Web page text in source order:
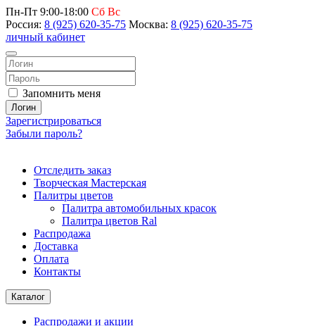
Пн-Пт 9:00-18:00 Сб Вс
Россия: 8 (925) 620-35-75 Москва: 8 (925) 620-35-75
личный кабинет
Запомнить меня
Логин
Зарегистрироваться
Забыли пароль?
Отследить заказ
Творческая Мастерская
Палитры цветов
Палитра автомобильных красок
Палитра цветов Ral
Распродажа
Доставка
Оплата
Контакты
Каталог
Распродажи и акции